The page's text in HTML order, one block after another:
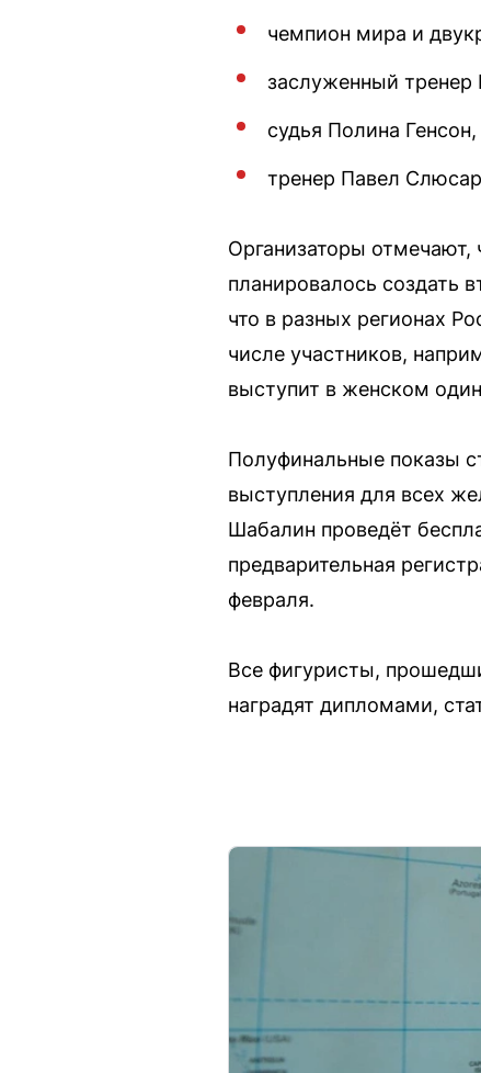
чемпион мира и
заслуженный тренер
судья Полина Генсон,
тренер Павел
Организаторы отмечают,
планировалось создать
что в разных регионах
числе участников,
выступит в женском
Полуфинальные показы
выступления для всех
Шабалин проведёт
предварительная
февраля.
Все фигуристы,
наградят дипломами,